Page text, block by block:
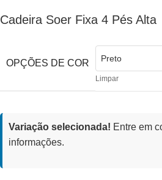
Cadeira Soer Fixa 4 Pés Alta
OPÇÕES DE COR
Limpar
Variação selecionada! Entre em
informações.